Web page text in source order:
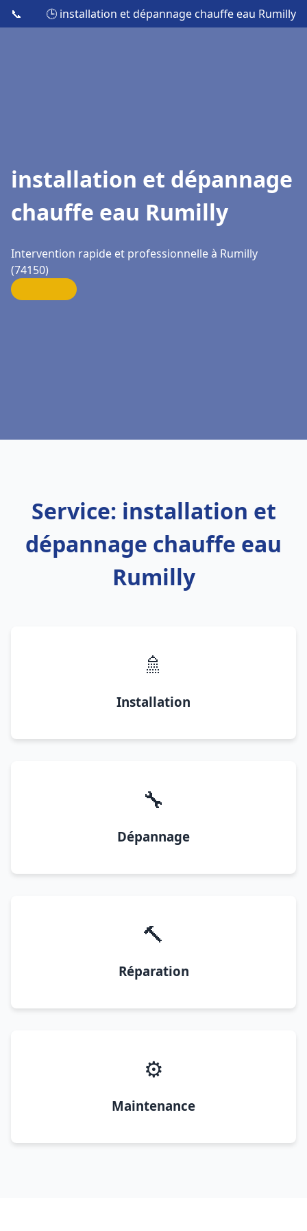
📞 🕒 installation et dépannage chauffe eau Rumilly
installation et dépannage
chauffe eau Rumilly
Intervention rapide et professionnelle à Rumilly
(74150)
Service: installation et
dépannage chauffe eau
Rumilly
🚿
Installation
🔧
Dépannage
🔨
Réparation
⚙️
Maintenance